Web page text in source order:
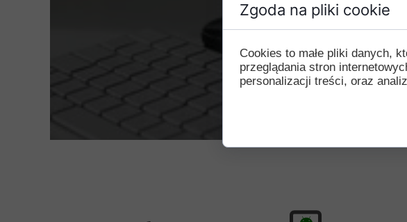
Zgoda na pliki cookie
Cookies to małe pliki danych,
przeglądania stron
personalizacji treści, oraz